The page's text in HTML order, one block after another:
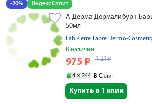
-20% Яндекс Сплит
А-Дерма Дермалибур+
50мл
Lab.Pierre Fabre Dermo-
В наличии
975 ₽ 1 219
4 × 244 В Сплит
Купить в 1 клик